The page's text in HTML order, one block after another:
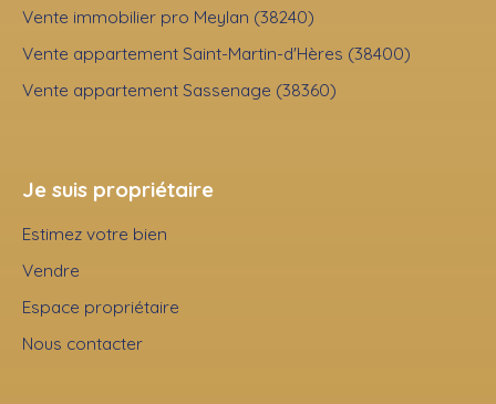
Vente immobilier pro Meylan (38240)
Vente appartement Saint-Martin-d'Hères (38400)
Vente appartement Sassenage (38360)
Je suis propriétaire
Estimez votre bien
Vendre
Espace propriétaire
Nous contacter